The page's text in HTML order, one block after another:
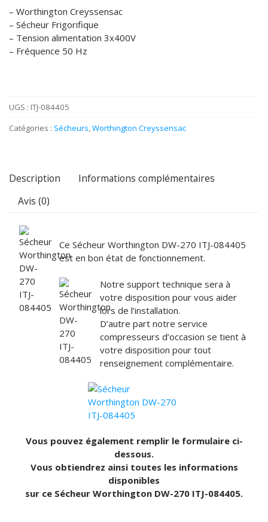
LOCATION
– Worthington Creyssensac
– Sécheur Frigorifique
– Tension alimentation 3x400V
– Fréquence 50 Hz
UGS : ITJ-084405
Catégories : Sécheurs,Worthington Creyssensac
Description
Informations complémentaires
Avis (0)
Ce Sécheur Worthington DW-270 ITJ-084405
est en bon état de fonctionnement.
Notre support technique sera à
votre disposition pour vous aider
lors de l’installation.
D’autre part notre service
compresseurs d’occasion se tient à
votre disposition pour tout
renseignement complémentaire.
Vous pouvez également remplir le formulaire ci-
dessous.
Vous obtiendrez ainsi toutes les informations
disponibles
sur ce Sécheur Worthington DW-270 ITJ-084405.